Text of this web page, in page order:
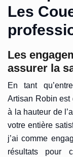
Les
Les
assurer la
En tant
Artisan Robin est
à la hauteur de
votre entière
j’ai comme
résultats pour